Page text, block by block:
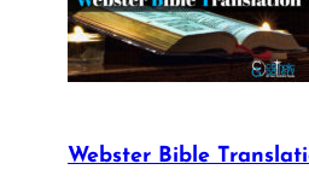
Webster Bible